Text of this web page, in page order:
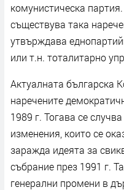
комунистическа
съществува така
утвърждава
или т.н. тоталитарно
Актуалната българска
наречените
1989 г. Тогава се
изменения, които се
заражда идеята за
събрание през 1991 г.
генерални промени в